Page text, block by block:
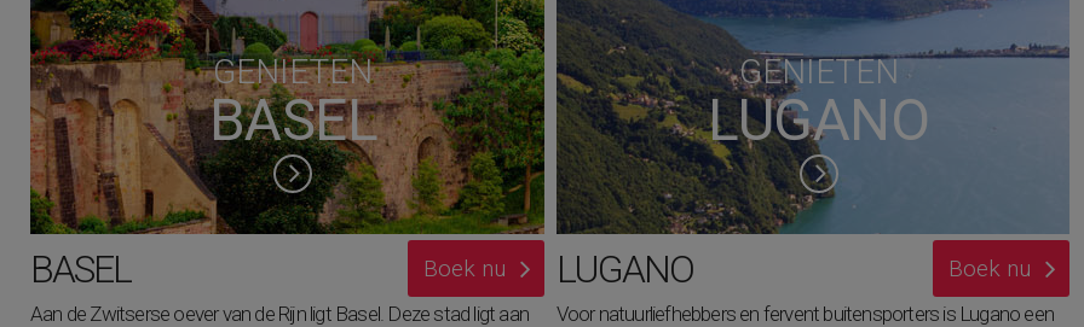
GENIETEN
BASEL
BASEL Boek nu
Aan de Zwitserse oever van de Rijn ligt Basel. Deze stad ligt aan
GENIETEN
LUGANO
LUGANO Boek nu
Voor natuurliefhebbers en fervent buitensporters is Lugano een